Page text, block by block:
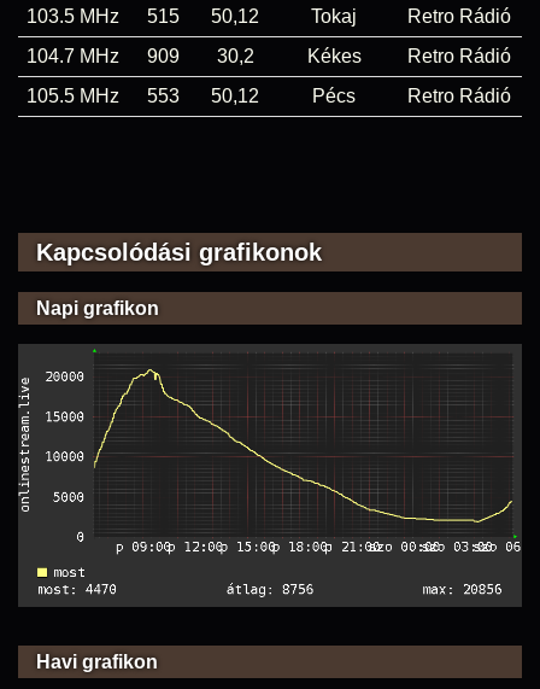
103.5 MHz 515 50,12 Tokaj
Retro Rádió
104.7 MHz
909 30,2 Kékes
Retro Rádió
105.5 MHz
553 50,12 Pécs Retro Rádió
Kapcsolódási grafikonok
Napi grafikon
Havi grafikon